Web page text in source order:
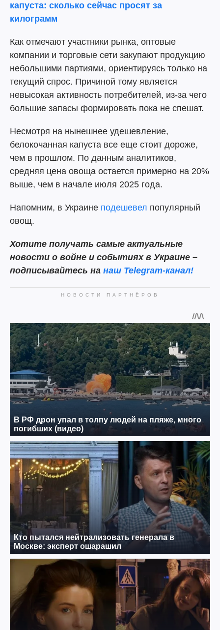
капуста: сколько сейчас просят за
килограмм
Как отмечают участники рынка, оптовые
компании и торговые сети закупают продукцию
небольшими партиями, ориентируясь только на
текущий спрос. Причиной тому является
невысокая активность потребителей, из-за чего
большие запасы формировать пока не спешат.
Несмотря на нынешнее удешевление,
белокочанная капуста все еще стоит дороже,
чем в прошлом. По данным аналитиков,
средняя цена овоща остается примерно на 20%
выше, чем в начале июля 2025 года.
Напомним, в Украине подешевел популярный
овощ.
Хотите получать самые актуальные
новости о войне и событиях в Украине –
подписывайтесь на наш Telegram-канал!